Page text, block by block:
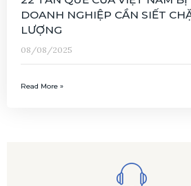
DOANH NGHIỆP CẦN SIẾT
LƯỢNG
08/08/2025
Read More »